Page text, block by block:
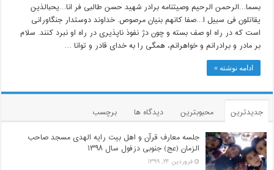
بسم‏ا…الرحمن الرحیم وصیت‏نامه برادر شهید حسن طالبی فر ان‏ا…یحب‏الذین
یقاتلون فی سبیل ا…صفا کانهم بنیان مرصوص. خداوند دوست‏دار جنگاورانی
است که در راه او صف بسته و چون دژ نفوذ ناپذیری در راه او نبرد کنند. سلام
بر مادر و برادرانم و خواهرانم، همگی را به خدای قادر و توانا …
ادامه نوشته »
جدیدترین محبوبترین دیدگاه ها برچسب
جلسه معارف قرآن و اهل بیت رایه الهدی مسجد صاحب
الزمان (عج) جنوبی دزفول سال ۱۳۹۸
فروردین ۲۴, ۱۳۹۹